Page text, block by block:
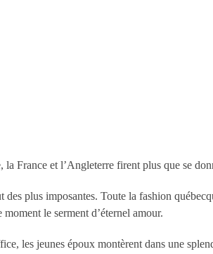
la France et l’Angleterre firent plus que se
des plus imposantes. Toute la fashion
le serment d’éternel amour.
les jeunes époux montèrent dans une